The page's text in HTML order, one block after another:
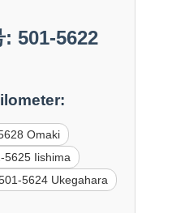
501-5622
Omaki
5625 Iishima
5624 Ukegahara